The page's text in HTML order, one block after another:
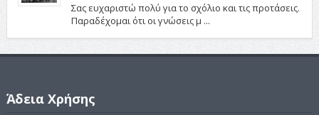
Σας ευχαριστώ πολύ για το σχόλιο και τις προτάσεις.
Παραδέχομαι ότι οι γνώσεις μ ...
Άδεια Χρήσης